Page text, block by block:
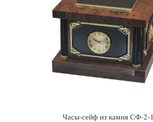
Часы-сейф из камня СФ-2-1